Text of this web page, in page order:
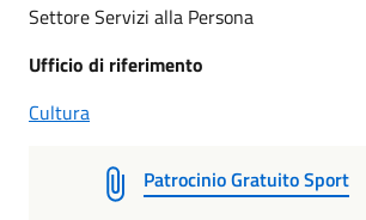
Settore Servizi alla Persona
Ufficio di riferimento
Cultura
Patrocinio Gratuito Sport